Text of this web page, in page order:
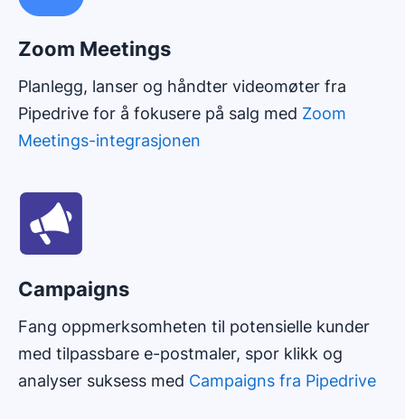
Zoom Meetings
Planlegg, lanser og håndter videomøter fra
Pipedrive for å fokusere på salg med Zoom
Meetings-integrasjonen
Campaigns
Fang oppmerksomheten til potensielle kunder
med tilpassbare e-postmaler, spor klikk og
analyser suksess med Campaigns fra Pipedrive